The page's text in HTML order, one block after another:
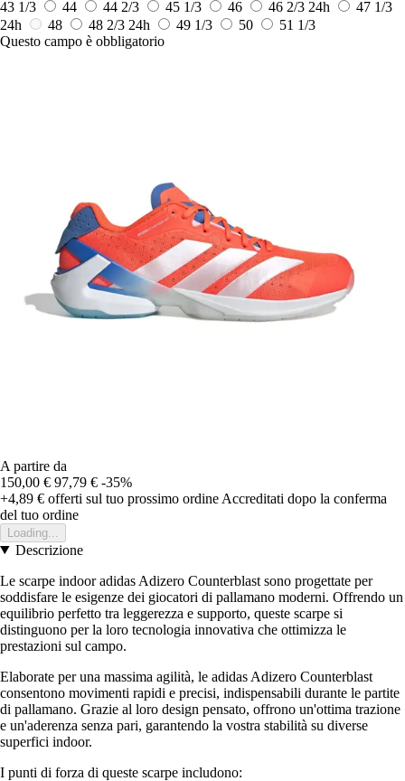
43 1/3 44 44 2/3 45 1/3 46 46 2/3 24h
47 1/3
24h
48 48 2/3 24h 49 1/3 50
51 1/3
Questo campo è obbligatorio
A partire da
150,00 € 97,79 € -35%
+4,89 € offerti sul tuo prossimo ordine Accreditati dopo la conferma
del tuo ordine
Loading...
Descrizione
Le scarpe indoor adidas Adizero Counterblast sono progettate per
soddisfare le esigenze dei giocatori di pallamano moderni. Offrendo un
equilibrio perfetto tra leggerezza e supporto, queste scarpe si
distinguono per la loro tecnologia innovativa che ottimizza le
prestazioni sul campo.
Elaborate per una massima agilità, le adidas Adizero Counterblast
consentono movimenti rapidi e precisi, indispensabili durante le partite
di pallamano. Grazie al loro design pensato, offrono un'ottima trazione
e un'aderenza senza pari, garantendo la vostra stabilità su diverse
superfici indoor.
I punti di forza di queste scarpe includono: